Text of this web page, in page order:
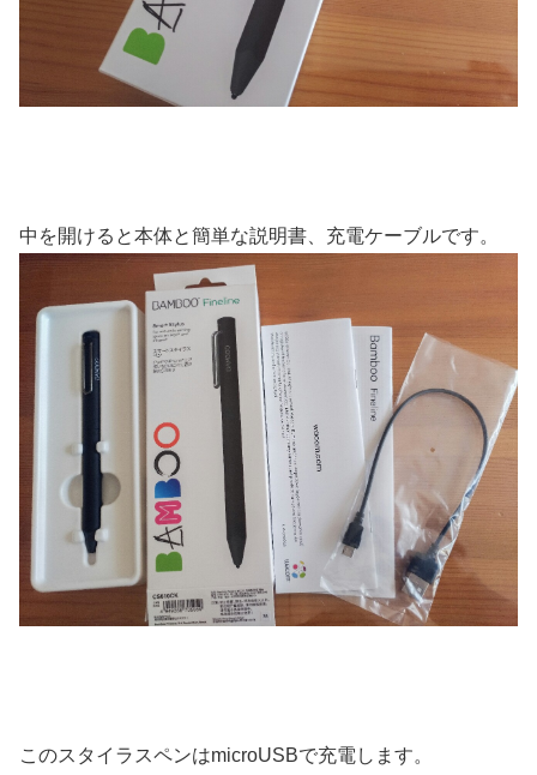
中を開けると本体と簡単な説明書、充電ケーブルです。
このスタイラスペンはmicroUSBで充電します。